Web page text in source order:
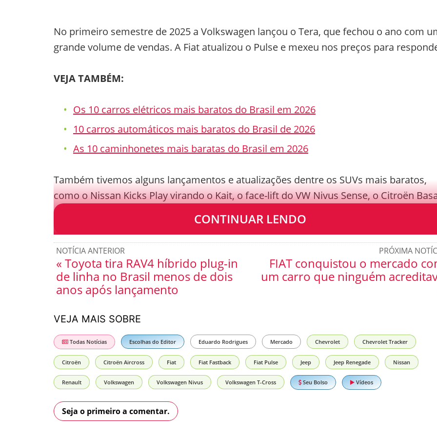
No primeiro semestre de 2025 a Volkswagen lançou o Tera, que fechou o ano com
grande volume de vendas. A Fiat atualizou o Pulse e mexeu nos preços para
VEJA TAMBÉM:
Os 10 carros elétricos mais baratos do Brasil em 2026
10 carros automáticos mais baratos do Brasil de 2026
As 10 caminhonetes mais baratas do Brasil em 2026
Também tivemos alguns lançamentos e atualizações dentre os SUVs mais baratos,
como o Nissan Kicks Play virando o Kait, o face-lift do VW Nivus Sense, o Citroën
ganhando acabamento melhorado e o Chevrolet Tracker sendo atualizado.
CONTINUAR LENDO
PRÓXIMA
FIAT conquistou o mercado
um carro que ninguém
NOTÍCIA ANTERIOR
« Toyota tira RAV4 híbrido plug-in
de linha no Brasil menos de dois
anos após lançamento
VEJA MAIS SOBRE
Todas Notícias Escolhas do Editor Eduardo Rodrigues Mercado Chevrolet Chevrolet Tracker
Citroën Citroën Aircross Fiat Fiat Fastback Fiat Pulse Jeep Jeep Renegade Nissan
Renault Volkswagen Volkswagen Nivus Volkswagen T-Cross Seu Bolso Vídeos
Seja o primeiro a comentar.